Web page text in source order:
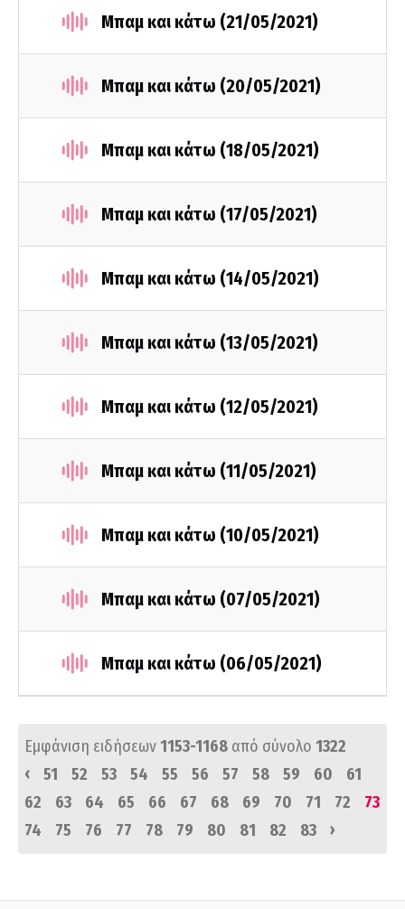
Μπαμ και κάτω (21/05/2021)
Μπαμ και κάτω (20/05/2021)
Μπαμ και κάτω (18/05/2021)
Μπαμ και κάτω (17/05/2021)
Μπαμ και κάτω (14/05/2021)
Μπαμ και κάτω (13/05/2021)
Μπαμ και κάτω (12/05/2021)
Μπαμ και κάτω (11/05/2021)
Μπαμ και κάτω (10/05/2021)
Μπαμ και κάτω (07/05/2021)
Μπαμ και κάτω (06/05/2021)
Εμφάνιση ειδήσεων1153-1168 από σύνολο 1322
‹
51 52 53 54 55 56 57 58 59 60
61
62
63 64 65 66 67 68 69 70 71 72
73
74
75 76 77 78 79 80 81 82 83 ›